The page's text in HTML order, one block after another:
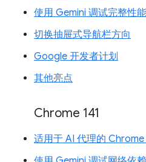
使用 Gemini 调试完整性
切换抽屉式导航栏方向
Google 开发者计划
其他亮点
Chrome 141
适用于 AI 代理的